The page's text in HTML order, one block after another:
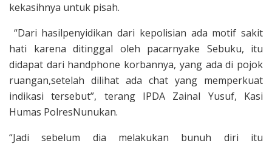
kekasihnya untuk pisah.
“Dari hasilpenyidikan dari kepolisian ada motif sakit
hati karena ditinggal oleh pacarnyake Sebuku, itu
didapat dari handphone korbannya, yang ada di pojok
ruangan,setelah dilihat ada chat yang memperkuat
indikasi tersebut”, terang IPDA Zainal Yusuf, Kasi
Humas PolresNunukan.
“Jadi sebelum dia melakukan bunuh diri itu